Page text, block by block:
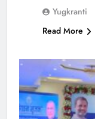
Yugkranti
Read More